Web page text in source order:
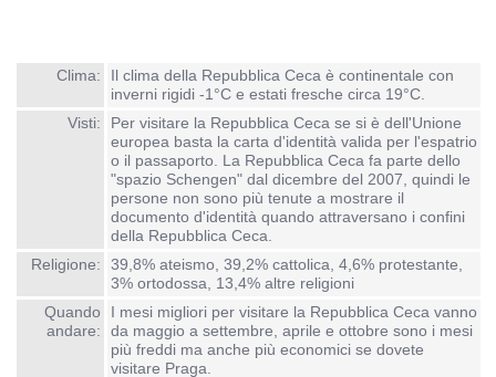
Clima:
Il clima della Repubblica Ceca è continentale con
inverni rigidi -1°C e estati fresche circa 19°C.
Visti:
Per visitare la Repubblica Ceca se si è dell'Unione
europea basta la carta d'identità valida per l'espatrio
o il passaporto. La Repubblica Ceca fa parte dello
"spazio Schengen" dal dicembre del 2007, quindi le
persone non sono più tenute a mostrare il
documento d'identità quando attraversano i confini
della Repubblica Ceca.
Religione:
39,8% ateismo, 39,2% cattolica, 4,6% protestante,
3% ortodossa, 13,4% altre religioni
Quando
andare:
I mesi migliori per visitare la Repubblica Ceca vanno
da maggio a settembre, aprile e ottobre sono i mesi
più freddi ma anche più economici se dovete
visitare Praga.